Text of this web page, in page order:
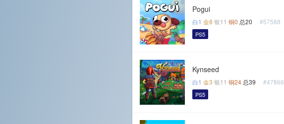
Pogui
白1 金8 银11 铜0 总20 #57588
PS5
Kynseed
白1 金3 银11 铜24 总39 #47866
PS5